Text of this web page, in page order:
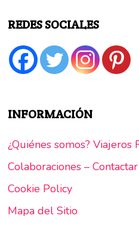
REDES SOCIALES
INFORMACIÓN
¿Quiénes somos? Viajeros
Colaboraciones –
Cookie Policy
Mapa del Sitio